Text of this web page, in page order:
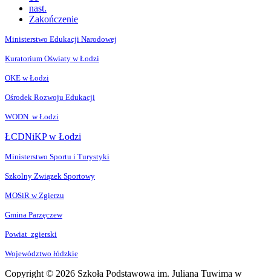
nast.
Zakończenie
Ministerstwo Edukacji Narodowej
Kuratorium Oświaty w Łodzi
OKE w Łodzi
Ośrodek Rozwoju Edukacji
WODN w Łodzi
ŁCDNiKP w Łodzi
Ministerstwo Sportu i Turystyki
Szkolny Związek Sportowy
MOSiR w Zgierzu
Gmina Parzęczew
Powiat zgierski
Województwo łódzkie
Copyright © 2026 Szkoła Podstawowa im. Juliana Tuwima w